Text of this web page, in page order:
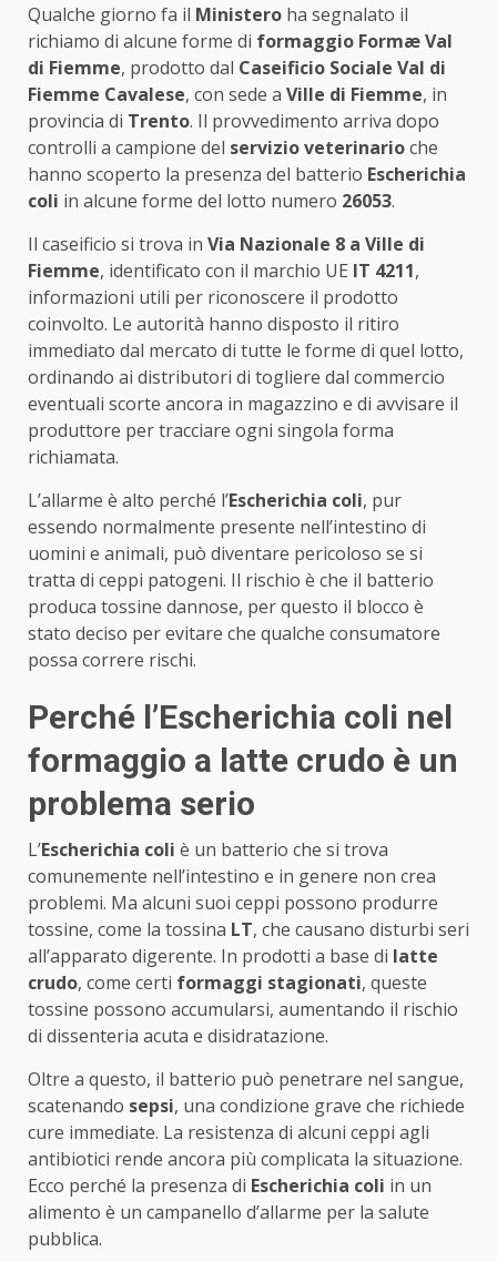
Qualche giorno fa il Ministero ha segnalato il
richiamo di alcune forme di formaggio Formæ Val
di Fiemme, prodotto dal Caseificio Sociale Val di
Fiemme Cavalese, con sede a Ville di Fiemme, in
provincia di Trento. Il provvedimento arriva dopo
controlli a campione del servizio veterinarioche
hanno scoperto la presenza del batterio Escherichia
coli in alcune forme del lotto numero 26053.
Il caseificio si trova in Via Nazionale 8 a Ville di
Fiemme, identificato con il marchio UE IT 4211,
informazioni utili per riconoscere il prodotto
coinvolto. Le autorità hanno disposto il ritiro
immediato dal mercato di tutte le forme di quel lotto,
ordinando ai distributori di togliere dal commercio
eventuali scorte ancora in magazzino e di avvisare il
produttore per tracciare ogni singola forma
richiamata.
L’allarme è alto perché l’Escherichia coli, pur
essendo normalmente presente nell’intestino di
uomini e animali, può diventare pericoloso se si
tratta di ceppi patogeni. Il rischio è che il batterio
produca tossine dannose, per questo il blocco è
stato deciso per evitare che qualche consumatore
possa correre rischi.
Perché l’Escherichia coli nel
formaggio a latte crudo è un
problema serio
L’Escherichia coli è un batterio che si trova
comunemente nell’intestino e in genere non crea
problemi. Ma alcuni suoi ceppi possono produrre
tossine, come la tossina LT, che causano disturbi seri
all’apparato digerente. In prodotti a base di latte
crudo, come certi formaggi stagionati, queste
tossine possono accumularsi, aumentando il rischio
di dissenteria acuta e disidratazione.
Oltre a questo, il batterio può penetrare nel sangue,
scatenando sepsi, una condizione grave che richiede
cure immediate. La resistenza di alcuni ceppi agli
antibiotici rende ancora più complicata la situazione.
Ecco perché la presenza di Escherichia coli in un
alimento è un campanello d’allarme per la salute
pubblica.